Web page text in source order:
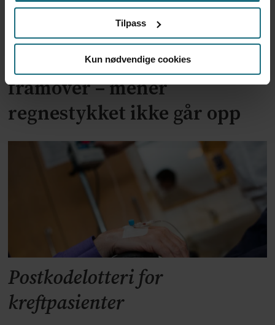
Tilpass
Kun nødvendige cookies
Kreftforeningen varsler om
pasientsikkerheten
framover – mener
regnestykket ikke går opp
Postkodelotteri for
kreftpasienter